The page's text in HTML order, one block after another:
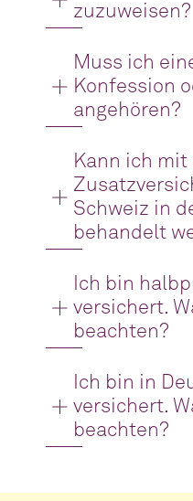
zuzuweisen?
Muss ich
Konfession
angehören?
Kann ich mit
Schweiz in
behandelt
Ich bin
versichert.
beachten?
Ich bin in
versichert.
beachten?